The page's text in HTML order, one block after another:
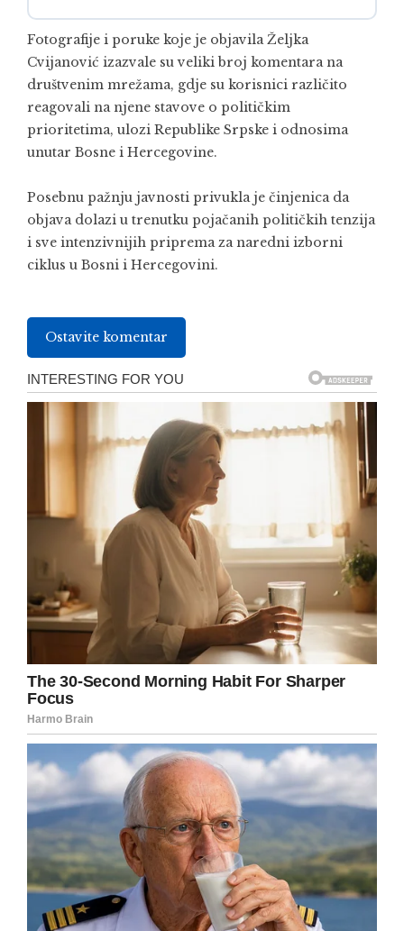
Fotografije i poruke koje je objavila Željka
Cvijanović izazvale su veliki broj komentara na
društvenim mrežama, gdje su korisnici različito
reagovali na njene stavove o političkim
prioritetima, ulozi Republike Srpske i odnosima
unutar Bosne i Hercegovine.
Posebnu pažnju javnosti privukla je činjenica da
objava dolazi u trenutku pojačanih političkih tenzija
i sve intenzivnijih priprema za naredni izborni
ciklus u Bosni i Hercegovini.
Ostavite komentar